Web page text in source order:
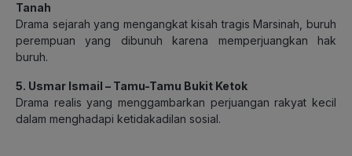
Tanah
Drama sejarah yang mengangkat kisah tragis Marsinah, buruh
perempuan yang dibunuh karena memperjuangkan hak
buruh.
5. Usmar Ismail – Tamu-Tamu Bukit Ketok
Drama realis yang menggambarkan perjuangan rakyat kecil
dalam menghadapi ketidakadilan sosial.